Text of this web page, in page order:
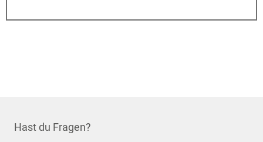
Hast du Fragen?